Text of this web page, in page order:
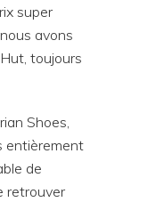
super
avons
toujours
Shoes,
entièrement
de
retrouver